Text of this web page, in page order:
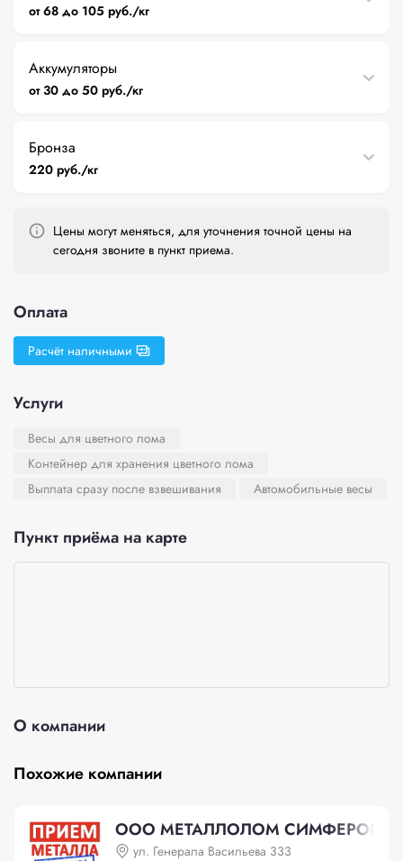
от 68 до 105 руб./кг
Аккумуляторы
от 30 до 50 руб./кг
Бронза
220 руб./кг
Цены могут меняться, для уточнения точной цены на
сегодня звоните в пункт приема.
Оплата
Расчёт наличными
Услуги
Весы для цветного лома
Контейнер для хранения цветного лома
Выплата сразу после взвешивания
Автомобильные весы
Пункт приёма на карте
О компании
Похожие компании
ООО МЕТАЛЛОЛОМ
ул. Генерала Васильева 333